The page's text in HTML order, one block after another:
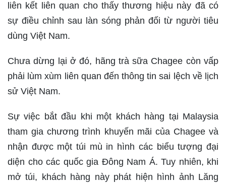
liên kết liên quan cho thấy thương hiệu này đã có
sự điều chỉnh sau làn sóng phản đối từ người tiêu
dùng Việt Nam.
Chưa dừng lại ở đó, hãng trà sữa Chagee còn vấp
phải lùm xùm liên quan đến thông tin sai lệch về lịch
sử Việt Nam.
Sự việc bắt đầu khi một khách hàng tại Malaysia
tham gia chương trình khuyến mãi của Chagee và
nhận được một túi mù in hình các biểu tượng đại
diện cho các quốc gia Đông Nam Á. Tuy nhiên, khi
mở túi, khách hàng này phát hiện hình ảnh Lăng